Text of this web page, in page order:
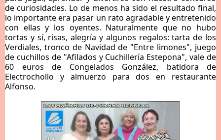
de curiosidades. Lo de menos ha sido el resultado final,
lo importante era pasar un rato agradable y entretenido
con ellas y los oyentes. Naturalmente que no hubo
tortas y sí, risas, alegría y algunos regalos: tarta de los
Verdiales, tronco de Navidad de "Entre limones", juego
de cuchillos de "Afilados y Cuchillería Estepona", vale de
60 euros de Congelados González, batidora de
Electrochollo y almuerzo para dos en restaurante
Alfonso.